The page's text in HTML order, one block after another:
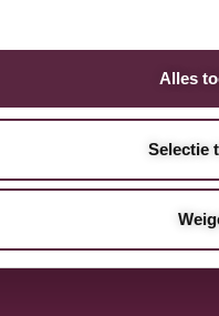
Alles
Selectie